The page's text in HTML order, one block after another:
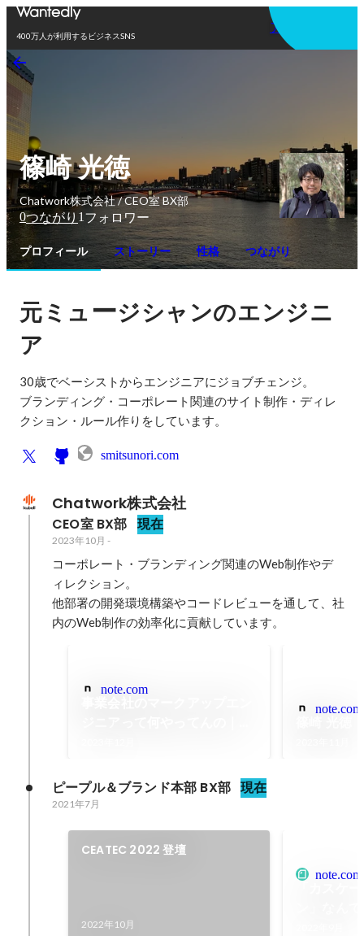
400万人が利用するビジネスSNS
アプリを使う
篠崎 光徳
Chatwork株式会社 / CEO室 BX部
0つながり 1 フォロワー
プロフィール ストーリー 性格 つながり
元ミュージシャンのエンジニ
ア
30歳でベーシストからエンジニアにジョブチェンジ。
ブランディング・コーポレート関連のサイト制作・ディレ
クション・ルール作りをしています。
smitsunori.com
Chatwork株式会社
CEO室 BX部 現在
2023年10月 -
コーポレート・ブランディング関連のWeb制作やデ
ィレクション。
他部署の開発環境構築やコードレビューを通して、社
内のWeb制作の効率化に貢献しています。
note.com
note.com
ピープル＆ブランド本部 BX部 現在
2021年7月
CEATEC 2022 登壇
2022年10月
note.com